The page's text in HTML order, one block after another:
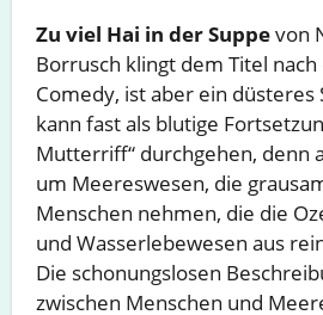
Zu viel Hai in der Suppevon
Borrusch klingt dem Titel
Comedy, ist aber ein düsteres
kann fast als blutige
Mutterriff“ durchgehen, denn
um Meereswesen, die
Menschen nehmen, die die
und Wasserlebewesen aus
Die schonungslosen
zwischen Menschen und